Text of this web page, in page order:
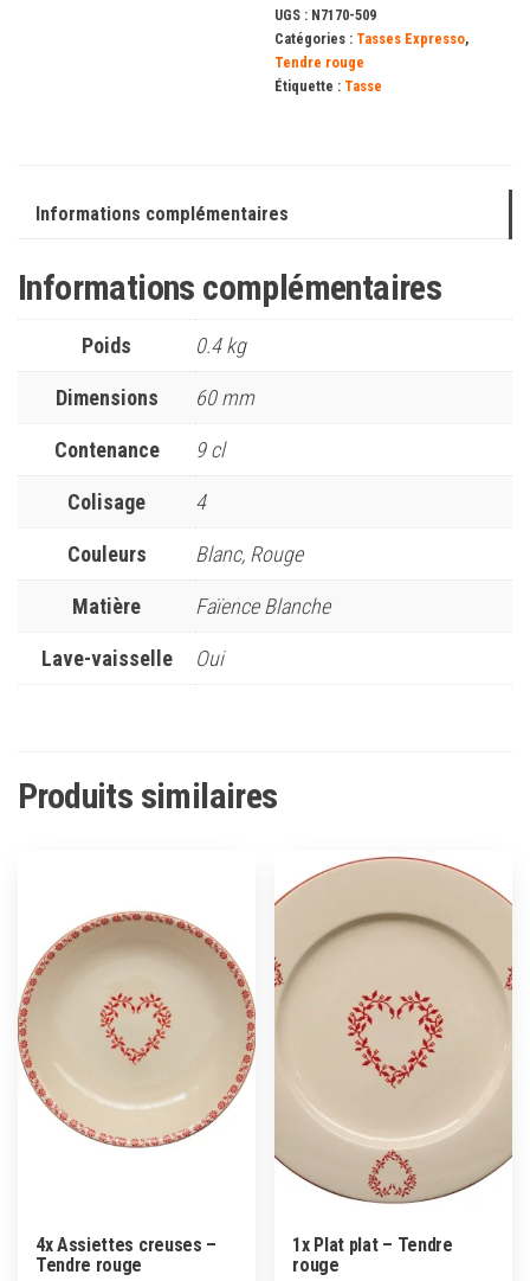
UGS : N7170-509
Catégories : Tasses Expresso,
Tendre rouge
Étiquette : Tasse
Informations complémentaires
Informations complémentaires
Poids 0.4 kg
Dimensions 60 mm
Contenance 9 cl
Colisage 4
Couleurs Blanc, Rouge
Matière Faïence Blanche
Lave-vaisselle Oui
Produits similaires
4x Assiettes creuses –
Tendre rouge
1x Plat plat – Tendre
rouge